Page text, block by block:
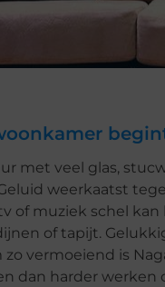
met veel glas,
weerkaatst
of muziek schel
of tapijt.
zo vermoeiend is
dan harder werken